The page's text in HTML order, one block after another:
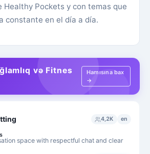
Healthy Pockets y con temas que
constante en el día a día.
və Fitnes
Hamısına bax
→
4,2K en
space with respectful chat and clear